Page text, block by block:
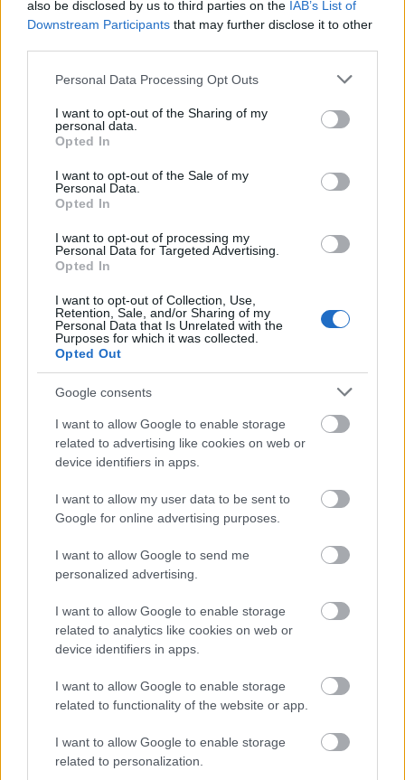
also be disclosed by us to third parties on the IAB’s List of
Downstream Participants that may further disclose it to other
Please note that this website/app uses one or more Google
not limited to your visit or usage behaviour. You may click to
grant or deny consent to Google and its third-party tags to
use your data for below specified purposes in below Google
consent section.
Personal Data Processing Opt Outs
I want to opt-out of the Sharing of my
personal data.
Opted In
I want to opt-out of the Sale of my
Personal Data.
Opted In
I want to opt-out of processing my
Personal Data for Targeted Advertising.
Opted In
I want to opt-out of Collection, Use,
Retention, Sale, and/or Sharing of my
Personal Data that Is Unrelated with the
Purposes for which it was collected.
Opted Out
Google consents
I want to allow Google to enable storage
related to advertising like cookies on web or
device identifiers in apps.
I want to allow my user data to be sent to
Google for online advertising purposes.
I want to allow Google to send me
personalized advertising.
I want to allow Google to enable storage
related to analytics like cookies on web or
device identifiers in apps.
I want to allow Google to enable storage
related to functionality of the website or app.
I want to allow Google to enable storage
related to personalization.
megoldani. Novemberben könnyen megeshet veled,
hogy kis dolgokat nagy dolgoknak fogsz érzékelni,
könnyen fogsz majd bolhából elefántot csinálni.
Fontos, hogy ha ilyen helyzetbe kerülsz, lépj egyet
amit felnagyítasz valójában nem is a te problémád.
Kommunikációs félreértések időszaka ez, lehet
kellene belefolynod.
Kreativitásod megnő, tele leszel ötletekkel,
növekedni fogsz majd azon a területen, amit
fejleszteni szeretnél.Képes leszel arra, hogy
megváltoztasd magad körül az embereket. Kicsit
lecsitulsz, elmélyülsz, jót fog tenni neked, ha ezúttal
kevesebbet pörögsz és többet pihensz, így tudod
Kecske
Nagy változások történhetnek veled ebben a
lehetőséged a növekedésre, fejlődésre, tanulásra.
Válaszutakat is hozhat ez a hónap, de fontos, hogy
lehetőséged lesz választani közülük.Nagyon kreatív
leszel, rengeteg ötleted lesz majd, könnyen ki tudsz
majd teljesedni.
Majom
Novemberben előfordulhat, hogy az csap majd be,
akiben megbíztál. Kapcsolataidban előfordulhatnak
érzelmi zavarok. Lehet hogy azt érzed majd, hogy
Sérülékennyé válhatsz érzelmileg ebben a
hónapban. Figyelj arra, hogy ne vállalj fel